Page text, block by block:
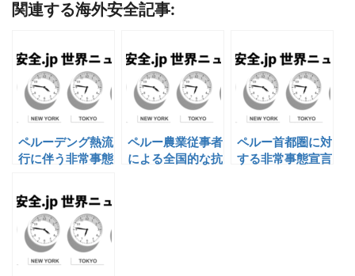
関連する海外安全記事:
ペルーデング熱流
行に伴う非常事態
ペルー農業従事者
による全国的な抗
ペルー首都圏に対
する非常事態宣言